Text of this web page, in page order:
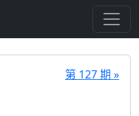
第 127 期 »